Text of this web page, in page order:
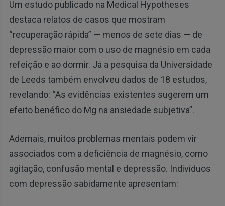
Um estudo publicado na Medical Hypotheses
destaca relatos de casos que mostram
“recuperação rápida” — menos de sete dias — de
depressão maior com o uso de magnésio em cada
refeição e ao dormir. Já a pesquisa da Universidade
de Leeds também envolveu dados de 18 estudos,
revelando: “As evidências existentes sugerem um
efeito benéfico do Mg na ansiedade subjetiva”.
Ademais, muitos problemas mentais podem vir
associados com a deficiência de magnésio, como
agitação, confusão mental e depressão. Indivíduos
com depressão sabidamente apresentam: